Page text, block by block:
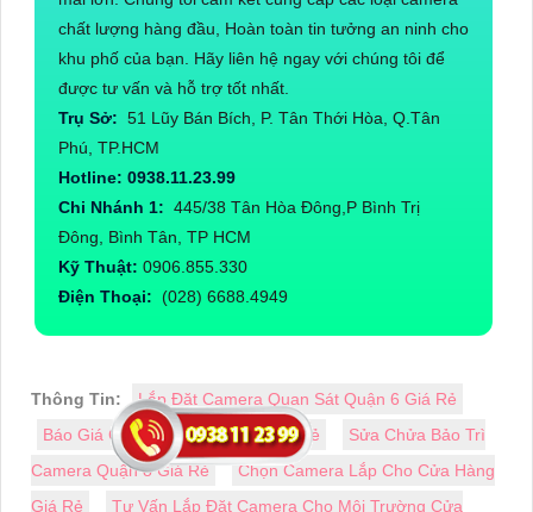
chất lượng hàng đầu, Hoàn toàn tin tưởng an ninh cho
khu phố của bạn. Hãy liên hệ ngay với chúng tôi để
được tư vấn và hỗ trợ tốt nhất.
Trụ Sở: 51 Lũy Bán Bích, P. Tân Thới Hòa, Q.Tân
Phú, TP.HCM
Hotline: 0938.11.23.99
Chi Nhánh 1: 445/38 Tân Hòa Đông,P Bình Trị
Đông, Bình Tân, TP HCM
Kỹ Thuật: 0906.855.330
Điện Thoại: (028) 6688.4949
Thông Tin:
Lắp Đặt Camera Quan Sát Quận 6 Giá Rẻ
Báo Giá Camera Hd Kbvision Giá Rẻ
Sửa Chửa Bảo Trì
Camera Quận 8 Giá Rẻ
Chọn Camera Lắp Cho Cửa Hàng
Giá Rẻ
Tư Vấn Lắp Đặt Camera Cho Môi Trường Cửa